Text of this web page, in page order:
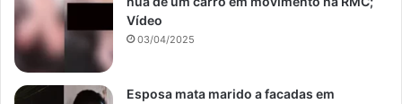
Vídeo
03/04/2025
Esposa mata marido a facadas em